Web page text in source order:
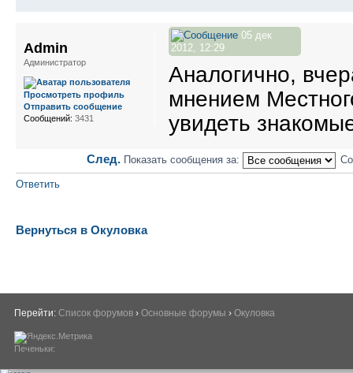
05 дек
2012, 12:29
Аналогично,
мнением
увидеть
Admin
Администратор
Просмотреть профиль
Отправить сообщение
Сообщений: 3431
След. Показать сообщения за:
Ответить
Вернуться в Окуловка
Перейти: Список форумов › Основные форумы › Окуловка
Печеньки: